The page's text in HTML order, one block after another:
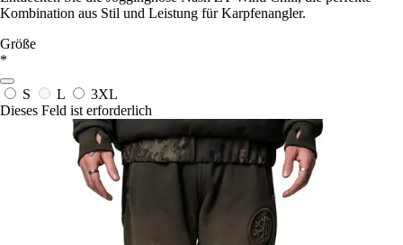
Kombination aus Stil und Leistung für Karpfenangler.
Größe
*
S L
3XL
Dieses Feld ist erforderlich